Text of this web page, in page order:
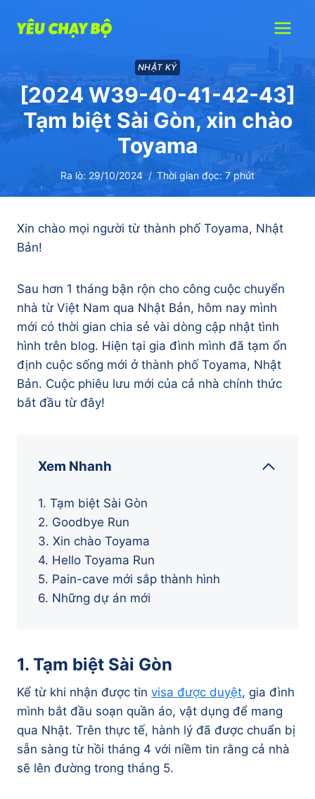
NHẬT KÝ
[2024 W39-40-41-42-43]
Tạm biệt Sài Gòn, xin chào
Toyama
Ra lò: 29/10/2024 Thời gian đọc: 7 phút
Xin chào mọi người từ thành phố Toyama, Nhật
Bản!
Sau hơn 1 tháng bận rộn cho công cuộc chuyển
nhà từ Việt Nam qua Nhật Bản, hôm nay mình
mới có thời gian chia sẻ vài dòng cập nhật tình
hình trên blog. Hiện tại gia đình mình đã tạm ổn
định cuộc sống mới ở thành phố Toyama, Nhật
Bản. Cuộc phiêu lưu mới của cả nhà chính thức
bắt đầu từ đây!
Xem Nhanh
1. Tạm biệt Sài Gòn
2. Goodbye Run
3. Xin chào Toyama
4. Hello Toyama Run
5. Pain-cave mới sắp thành hình
6. Những dự án mới
1. Tạm biệt Sài Gòn
Kể từ khi nhận được tin visa được duyệt, gia đình
mình bắt đầu soạn quần áo, vật dụng để mang
qua Nhật. Trên thực tế, hành lý đã được chuẩn bị
sẵn sàng từ hồi tháng 4 với niềm tin rằng cả nhà
sẽ lên đường trong tháng 5.